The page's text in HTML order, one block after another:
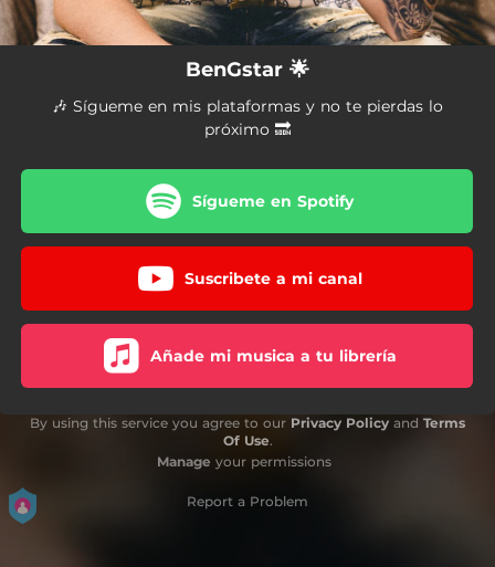
BenGstar 🌟
🎶 Sígueme en mis plataformas y no te pierdas lo
próximo 🔜
Sígueme en Spotify
Suscribete a mi canal
Añade mi musica a tu librería
By using this service you agree to our Privacy Policy and Terms
Of Use.
Manage your permissions
Report a Problem